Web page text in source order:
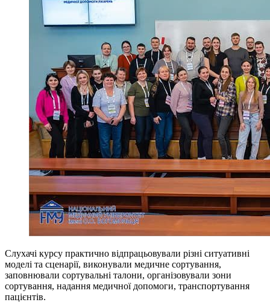
Слухачі курсу практично відпрацьовували різні ситуативні
моделі та сценарії, виконували медичне сортування,
заповнювали сортувальні талони, організовували зони
сортування, надання медичної допомоги, транспортування
пацієнтів.